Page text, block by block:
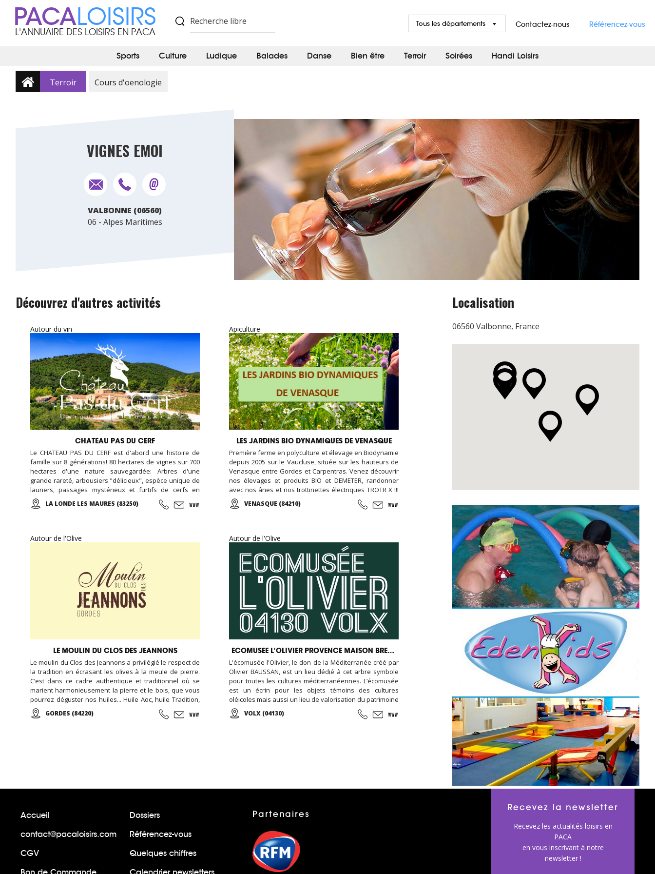
PACALOISIRS
L'ANNUAIRE DES LOISIRS EN PACA
Contactez-nous Référencez-vous
Tous les départements
Sports Culture Ludique Balades Danse Bien être Terroir Soirées Handi Loisirs
Terroir Cours d'oenologie
VIGNES EMOI
VALBONNE (06560)
06 - Alpes Maritimes
Découvrez d'autres activités
Autour du vin
CHATEAU PAS DU CERF
Le CHATEAU PAS DU CERF est d'abord une histoire de
famille sur 8 générations! 80 hectares de vignes sur 700
hectares d'une nature sauvegardée: Arbres d'une
grande rareté, arbousiers "délicieux", espèce unique de
lauriers, passages mystérieux et furtifs de cerfs en
liberté, chants mêlés de cigales et d'oiseaux, parfums
enivrants... De belles balades en perspectives! Des vins
louées toute l'année ...
LA LONDE LES MAURES (83250)
Apiculture
LES JARDINS BIO DYNAMIQUES DE VENASQUE
Première ferme en polyculture et élevage en Biodynamie
depuis 2005 sur le Vaucluse, située sur les hauteurs de
Venasque entre Gordes et Carpentras. Venez découvrir
nos élevages et produits BIO et DEMETER, randonner
avec nos ânes et nos trottinettes électriques TROTR X !!!
Fêter un anniversaire à la ferme c'est possible, c'est à
Venasque dans le Vaucluse !
VENASQUE (84210)
Autour de l'Olive
LE MOULIN DU CLOS DES JEANNONS
Le moulin du Clos des Jeannons a privilégié le respect de
la tradition en écrasant les olives à la meule de pierre.
C’est dans ce cadre authentique et traditionnel où se
marient harmonieusement la pierre et le bois, que vous
pourrez déguster nos huiles... Huile Aoc, huile Tradition,
huiles aromatisées, olives, tapenades et artisanat de
qualité.
GORDES (84220)
Autour de l'Olive
ECOMUSEE L’OLIVIER PROVENCE MAISON BREMOND
L'écomusée l'Olivier, le don de la Méditerranée créé par
Olivier BAUSSAN, est un lieu dédié à cet arbre symbole
pour toutes les cultures méditerranéennes. L’écomusée
est un écrin pour les objets témoins des cultures
oléicoles mais aussi un lieu de valorisation du patrimoine
oléicole ... Venez visiter la boutique en ligne de
l'Ecomusée l'Olivier et retrouvez vos huiles préférées...
VOLX (04130)
Localisation
06560 Valbonne, France
Accueil
Dossiers
contact@pacaloisirs.com
Référencez-vous
CGV
Quelques chiffres
Partenaires
Recevez la newsletter
Recevez les actualités loisirs en
PACA
en vous inscrivant à notre
newsletter !